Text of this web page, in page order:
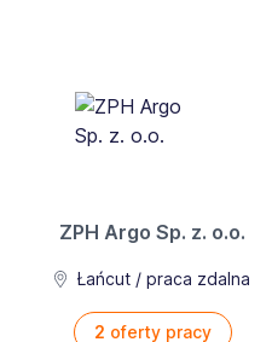
ZPH Argo Sp. z. o.o.
Łańcut / praca zdalna
2 oferty pracy